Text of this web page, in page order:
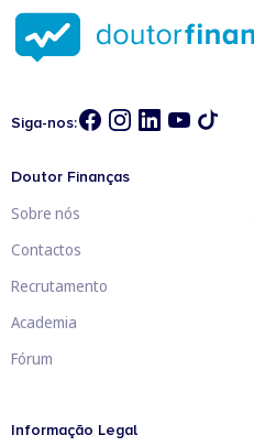
Siga-nos:
Doutor Finanças
Sobre nós
Contactos
Recrutamento
Academia
Fórum
Informação Legal